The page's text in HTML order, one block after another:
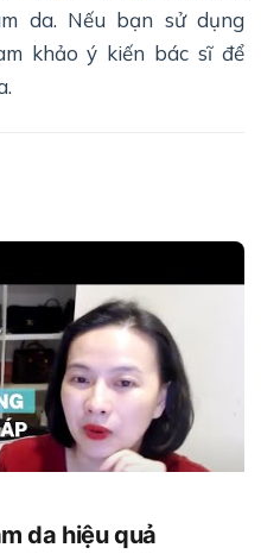
da. Nếu bạn sử dụng
khảo ý kiến bác sĩ để
da hiệu quả